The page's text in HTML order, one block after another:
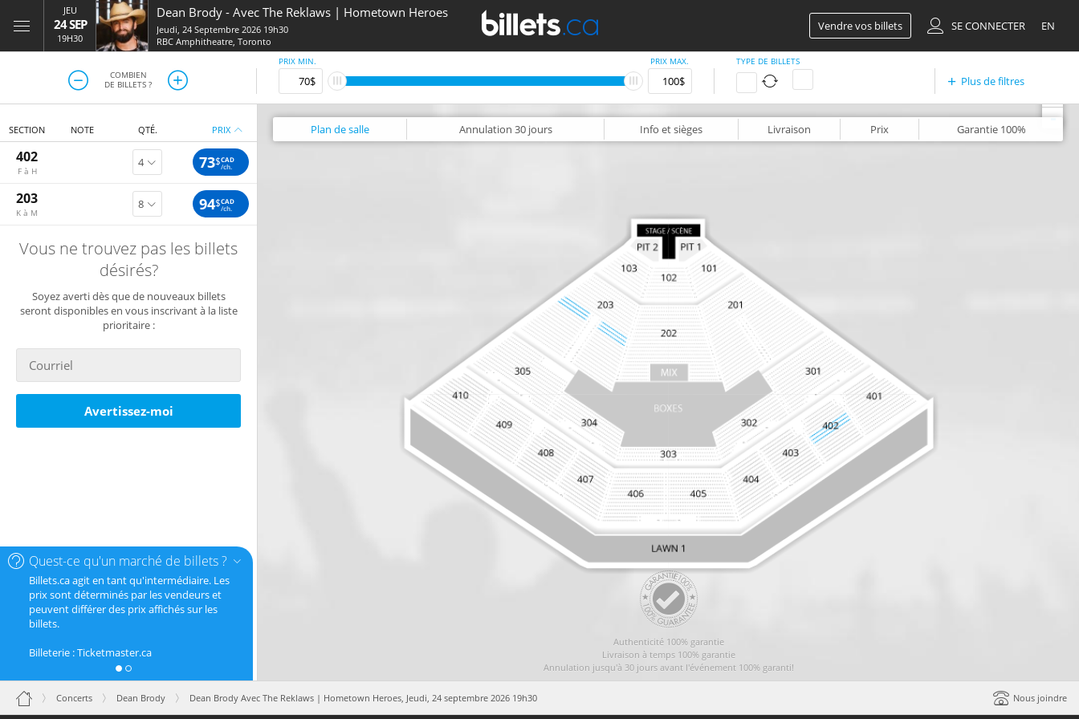
JEU
24 SEP
19H30
Dean Brody - Avec The Reklaws | Hometown Heroes
Jeudi, 24 Septembre 2026 19h30
RBC Amphitheatre, Toronto
Vendre vos billets SE CONNECTER EN
COMBIEN
DE BILLETS ?
PRIX MIN. PRIX MAX. TYPE DE BILLETS
Plus de filtres
Quest-ce qu'un marché de billets ?
Billets.ca agit en tant qu'intermédiaire. Les
prix sont déterminés par les vendeurs et
peuvent différer des prix affichés sur les
billets.
Billeterie : Ticketmaster.ca
SECTION NOTE QTÉ. PRIX
402
F à H 73$CAD
/ch.
203
K à M 94$CAD
/ch.
Vous ne trouvez pas les billets
désirés?
Soyez averti dès que de nouveaux billets
seront disponibles en vous inscrivant à la liste
prioritaire :
Avertissez-moi
Plan de salle Annulation 30 jours Info et sièges Livraison Prix Garantie 100%
Authenticité 100% garantie
Livraison à temps 100% garantie
Annulation jusqu'à 30 jours avant l'événement 100% garanti!
-
Concerts Dean Brody Dean Brody Avec The Reklaws | Hometown Heroes, Jeudi, 24 septembre 2026 19h30 Nous joindre